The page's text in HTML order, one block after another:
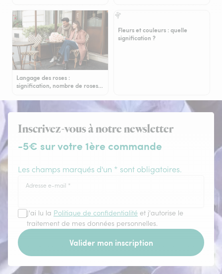
Langage des roses :
signification, nombre de roses…
Fleurs et couleurs : quelle
signification ?
Inscrivez-vous à notre newsletter
-5€ sur votre 1ère commande
Les champs marqués d'un * sont obligatoires.
Adresse e-mail *
J'ai lu la Politique de confidentialité et j'autorise le
traitement de mes données personnelles.
Valider mon inscription